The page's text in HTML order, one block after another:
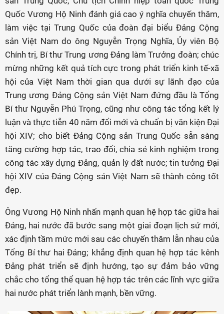
Quốc Vương Hộ Ninh đánh giá cao ý nghĩa chuyến thăm,
làm việc tại Trung Quốc của đoàn đại biểu Đảng Cộng
sản Việt Nam do ông Nguyễn Trọng Nghĩa, Ủy viên Bộ
Chính trị, Bí thư Trung ương Đảng làm Trưởng đoàn; chúc
mừng những kết quả tích cực trong phát triển kinh tế-xã
hội của Việt Nam thời gian qua dưới sự lãnh đạo của
Trung ương Đảng Cộng sản Việt Nam đứng đầu là Tổng
Bí thư Nguyễn Phú Trọng, cũng như công tác tổng kết lý
luận và thực tiễn 40 năm đổi mới và chuẩn bị văn kiện Đại
hội XIV; cho biết Đảng Cộng sản Trung Quốc sẵn sàng
tăng cường hợp tác, trao đổi, chia sẻ kinh nghiệm trong
công tác xây dựng Đảng, quản lý đất nước; tin tưởng Đại
hội XIV của Đảng Cộng sản Việt Nam sẽ thành công tốt
đẹp.
Ông Vương Hộ Ninh nhấn mạnh quan hệ hợp tác giữa hai
Đảng, hai nước đã bước sang một giai đoạn lịch sử mới,
xác định tầm mức mới sau các chuyến thăm lẫn nhau của
Tổng Bí thư hai Đảng; khẳng định quan hệ hợp tác kênh
Đảng phát triển sẽ định hướng, tạo sự đảm bảo vững
chắc cho tổng thể quan hệ hợp tác trên các lĩnh vực giữa
hai nước phát triển lành mạnh, bền vững.